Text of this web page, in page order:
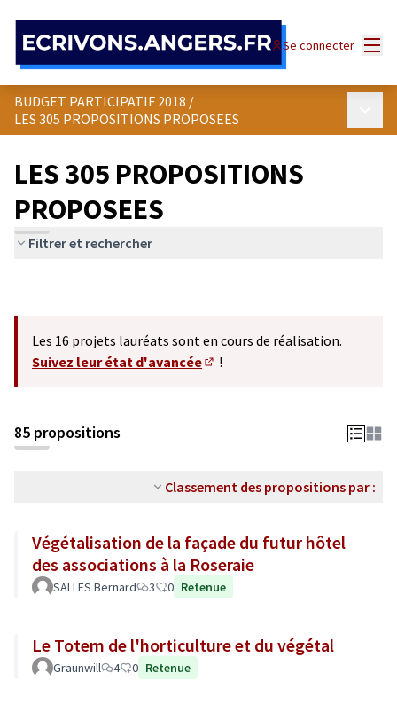
Se connecter
BUDGET PARTICIPATIF 2018 /
LES 305 PROPOSITIONS PROPOSEES
LES 305 PROPOSITIONS
PROPOSEES
Filtrer et rechercher
Les 16 projets lauréats sont en cours de réalisation.
Suivez leur état d'avancée
!
85 propositions
Classement des propositions par :
Végétalisation de la façade du futur hôtel
des associations à la Roseraie
SALLES Bernard 3 0 Retenue
Le Totem de l'horticulture et du végétal
Graunwill 4 0 Retenue